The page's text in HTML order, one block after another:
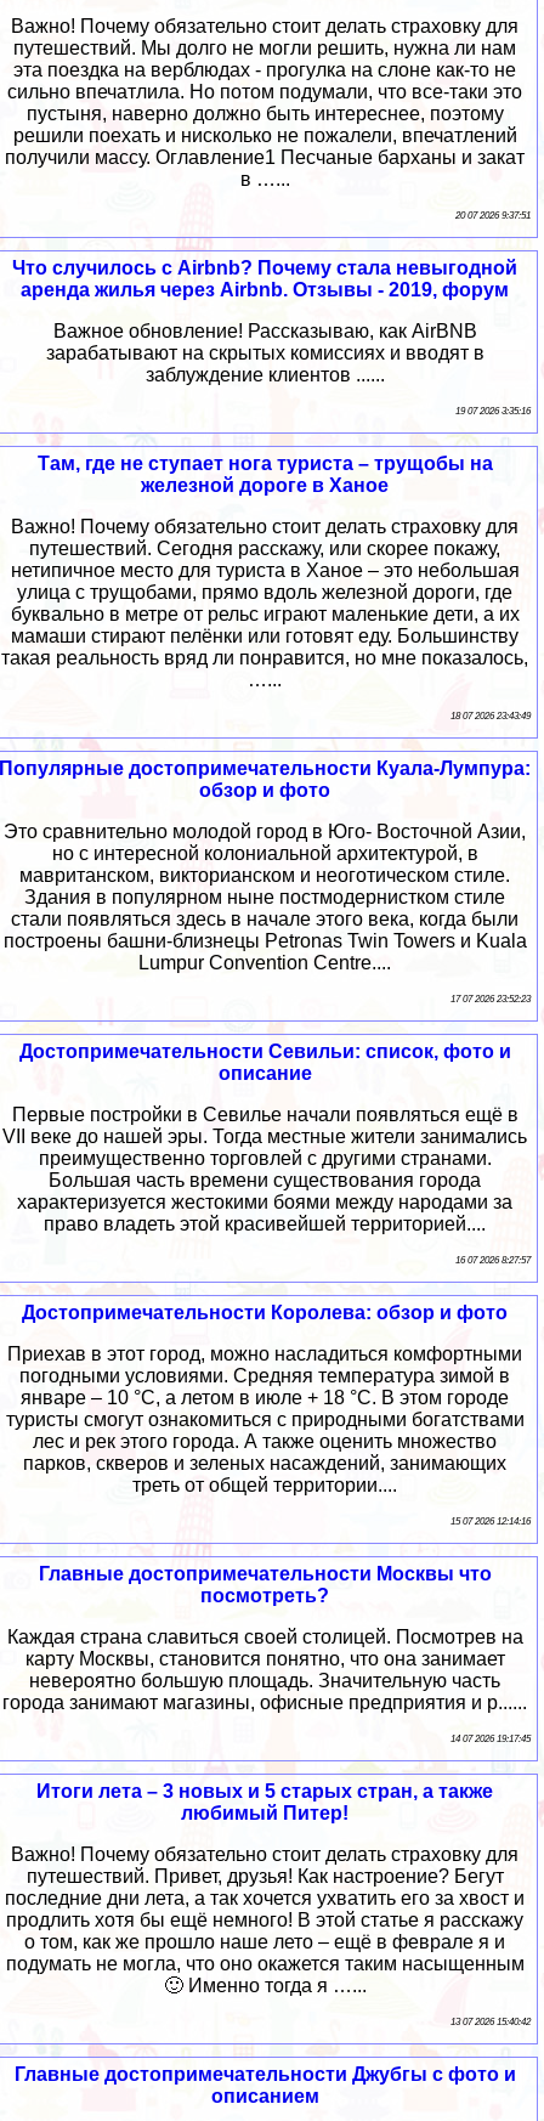
Важно! Почему обязательно стоит делать страховку для
путешествий. Мы долго не могли решить, нужна ли нам
эта поездка на верблюдах - прогулка на слоне как-то не
сильно впечатлила. Но потом подумали, что все-таки это
пустыня, наверно должно быть интереснее, поэтому
решили поехать и нисколько не пожалели, впечатлений
получили массу. Оглавление1 Песчаные барханы и закат
в …...
20 07 2026 9:37:51
Что случилось с Airbnb? Почему стала невыгодной
аренда жилья через Airbnb. Отзывы - 2019, форум
Важное обновление! Рассказываю, как AirBNB
зарабатывают на скрытых комиссиях и вводят в
заблуждение клиентов ......
19 07 2026 3:35:16
Там, где не ступает нога туриста – трущобы на
железной дороге в Ханое
Важно! Почему обязательно стоит делать страховку для
путешествий. Сегодня расскажу, или скорее покажу,
нетипичное место для туриста в Ханое – это небольшая
улица c трущобами, прямо вдоль железной дороги, где
буквально в метре от рельс играют маленькие дети, а их
мамаши стирают пелёнки или готовят еду. Большинству
такая реальность вряд ли понравится, но мне показалось,
…...
18 07 2026 23:43:49
Популярные достопримечательности Куала-Лумпура:
обзор и фото
Это сравнительно молодой город в Юго- Восточной Азии,
но с интересной колониальной архитектурой, в
мавританском, викторианском и неоготическом стиле.
Здания в популярном ныне постмодернистком стиле
стали появляться здесь в начале этого века, когда были
построены башни-близнецы Petronas Twin Towers и Kuala
Lumpur Convention Centre....
17 07 2026 23:52:23
Достопримечательности Севильи: список, фото и
описание
Первые постройки в Севилье начали появляться ещё в
VII веке до нашей эры. Тогда местные жители занимались
преимущественно торговлей с другими странами.
Большая часть времени существования города
характеризуется жестокими боями между народами за
право владеть этой красивейшей территорией....
16 07 2026 8:27:57
Достопримечательности Королева: обзор и фото
Приехав в этот город, можно насладиться комфортными
погодными условиями. Средняя температура зимой в
январе – 10 °C, а летом в июле + 18 °C. В этом городе
туристы смогут ознакомиться с природными богатствами
лес и рек этого города. А также оценить множество
парков, скверов и зеленых насаждений, занимающих
треть от общей территории....
15 07 2026 12:14:16
Главные достопримечательности Москвы что
посмотреть?
Каждая страна славиться своей столицей. Посмотрев на
карту Москвы, становится понятно, что она занимает
невероятно большую площадь. Значительную часть
города занимают магазины, офисные предприятия и р......
14 07 2026 19:17:45
Итоги лета – 3 новых и 5 старых стран, а также
любимый Питер!
Важно! Почему обязательно стоит делать страховку для
путешествий. Привет, друзья! Как настроение? Бегут
последние дни лета, а так хочется ухватить его за хвост и
продлить хотя бы ещё немного! В этой статье я расскажу
о том, как же прошло наше лето – ещё в феврале я и
подумать не могла, что оно окажется таким насыщенным
🙂 Именно тогда я …...
13 07 2026 15:40:42
Главные достопримечательности Джубгы с фото и
описанием